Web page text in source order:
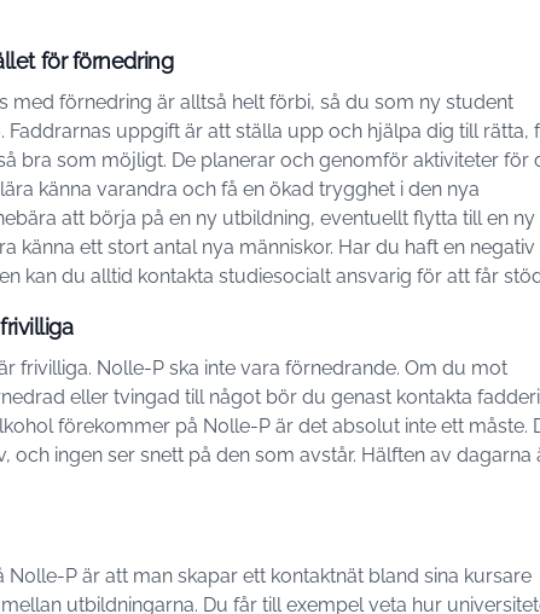
för förnedring
med förnedring är alltså helt förbi, så du som ny student
Faddrarnas uppgift är att ställa upp och hjälpa dig till rätta,
bra som möjligt. De planerar och genomför aktiviteter för
känna varandra och få en ökad trygghet i den nya
att börja på en ny utbildning, eventuellt flytta till en ny
känna ett stort antal nya människor. Har du haft en negativ
kan du alltid kontakta studiesocialt ansvarig för att får
frivilliga. N0lle-P ska inte vara förnedrande. Om du mot
eller tvingad till något bör du genast kontakta
förekommer på N0lle-P är det absolut inte ett måste.
och ingen ser snett på den som avstår. Hälften av dagarna
P är att man skapar ett kontaktnät bland sina kursare
utbildningarna. Du får till exempel veta hur